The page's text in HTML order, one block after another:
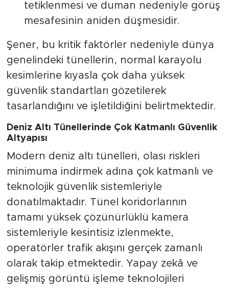
tetiklenmesi ve duman nedeniyle görüş
mesafesinin aniden düşmesidir.
Şener, bu kritik faktörler nedeniyle dünya
genelindeki tünellerin, normal karayolu
kesimlerine kıyasla çok daha yüksek
güvenlik standartları gözetilerek
tasarlandığını ve işletildiğini belirtmektedir.
Deniz Altı Tünellerinde Çok Katmanlı Güvenlik
Altyapısı
Modern deniz altı tünelleri, olası riskleri
minimuma indirmek adına çok katmanlı ve
teknolojik güvenlik sistemleriyle
donatılmaktadır. Tünel koridorlarının
tamamı yüksek çözünürlüklü kamera
sistemleriyle kesintisiz izlenmekte,
operatörler trafik akışını gerçek zamanlı
olarak takip etmektedir. Yapay zekâ ve
gelişmiş görüntü işleme teknolojileri